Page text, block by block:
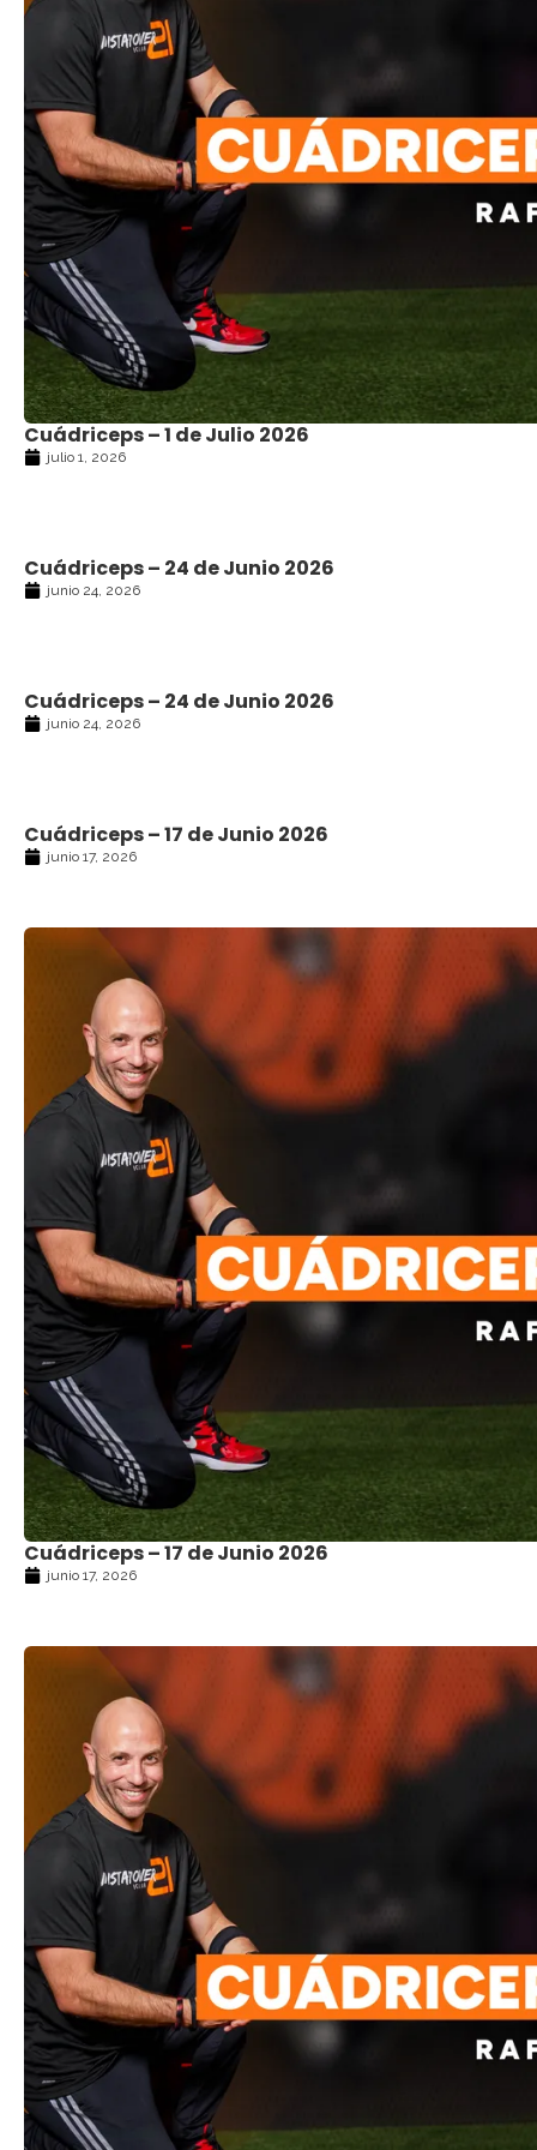
Cuádriceps – 1 de Julio 2026
julio 1, 2026
Cuádriceps – 24 de Junio 2026
junio 24, 2026
Cuádriceps – 24 de Junio 2026
junio 24, 2026
Cuádriceps – 17 de Junio 2026
junio 17, 2026
Cuádriceps – 17 de Junio 2026
junio 17, 2026